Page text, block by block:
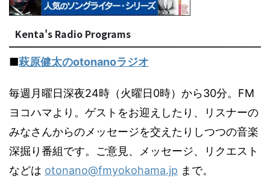
Kenta's Radio Programs
■萩原健太のotonanoラジオ
毎週月曜日深夜24時（火曜日0時）から30分。FM
ヨコハマより。ゲストをお迎えしたり、リスナーの
みなさんからのメッセージを交えたりしつつの音楽
深掘り番組です。ご意見、メッセージ、リクエスト
などは otonano@fmyokohama.jp まで。